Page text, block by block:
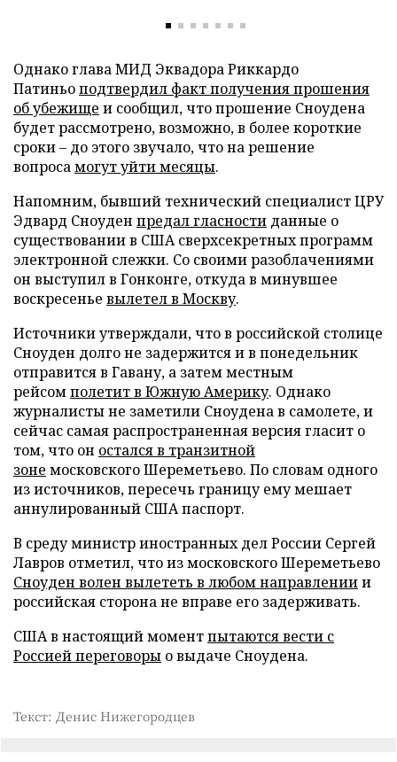
Однако глава МИД Эквадора Риккардо
Патиньоподтвердил факт получения прошения
об убежище и сообщил, что прошение Сноудена
будет рассмотрено, возможно, в более короткие
сроки – до этого звучало, что на решение
вопросамогут уйти месяцы.
Напомним, бывший технический специалист ЦРУ
Эдвард Сноуден предал гласности данные о
существовании в США сверхсекретных программ
электронной слежки. Со своими разоблачениями
он выступил в Гонконге, откуда в минувшее
воскресенье вылетел в Москву.
Источники утверждали, что в российской столице
Сноуден долго не задержится и в понедельник
отправится в Гавану, а затем местным
рейсомполетит в Южную Америку. Однако
журналисты не заметили Сноудена в самолете, и
сейчас самая распространенная версия гласит о
том, что он остался в транзитной
зоне московского Шереметьево. По словам одного
из источников, пересечь границу ему мешает
аннулированный США паспорт.
В среду министр иностранных дел России Сергей
Лавров отметил, что из московского Шереметьево
Сноуден волен вылететь в любом направлениии
российская сторона не вправе его задерживать.
США в настоящий моментпытаются вести с
Россией переговоры о выдаче Сноудена.
Текст: Денис Нижегородцев